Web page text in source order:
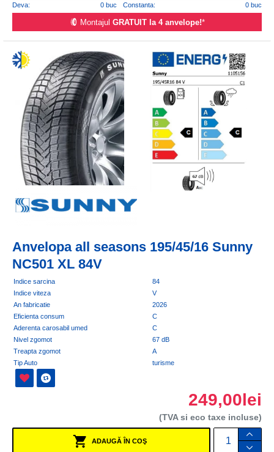
Deva:
0 buc Constanta: 0 buc
Montajul GRATUIT la 4 anvelope!*
Anvelopa all seasons 195/45/16 Sunny
NC501 XL 84V
Indice sarcina
84
Indice viteza
V
An fabricatie
2026
Eficienta consum
C
Aderenta carosabil umed
C
Nivel zgomot
67 dB
Treapta zgomot
A
Tip Auto
turisme
249,00lei
(TVA si eco taxe incluse)
ADAUGĂ ÎN COŞ